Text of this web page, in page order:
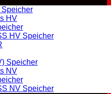
HV
HV Speicher
Speicher
NV
NV Speicher